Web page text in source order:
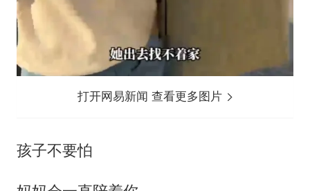
打开网易新闻 查看更多图片
孩子不要怕